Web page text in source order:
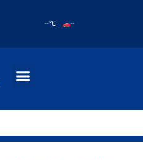
--°C --